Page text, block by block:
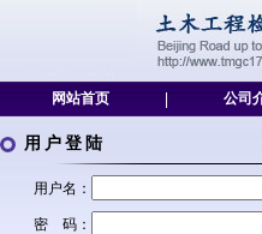
网站首页 公司
用户登陆
用户名：
密 码：